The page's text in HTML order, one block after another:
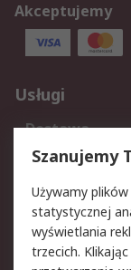
Akceptujemy
Usługi
Dostawa
Reklamacje i
Aspekty
Szanujemy
Używamy
statystycznej
wyświetlania
trzecich.